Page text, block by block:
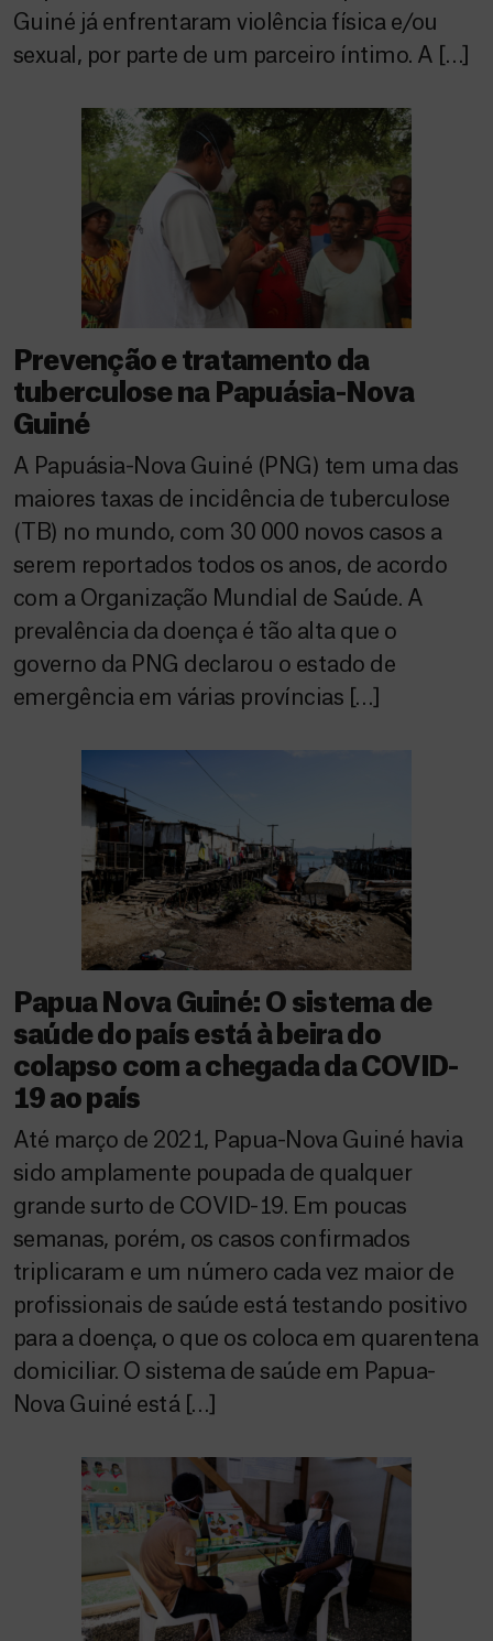
Guiné já enfrentaram violência física e/ou
sexual, por parte de um parceiro íntimo. A […]
Prevenção e tratamento da
tuberculose na Papuásia-Nova
Guiné
A Papuásia-Nova Guiné (PNG) tem uma das
maiores taxas de incidência de tuberculose
(TB) no mundo, com 30 000 novos casos a
serem reportados todos os anos, de acordo
com a Organização Mundial de Saúde. A
prevalência da doença é tão alta que o
governo da PNG declarou o estado de
emergência em várias províncias […]
Papua Nova Guiné: O sistema de
saúde do país está à beira do
colapso com a chegada da COVID-
19 ao país
Até março de 2021, Papua-Nova Guiné havia
sido amplamente poupada de qualquer
grande surto de COVID-19. Em poucas
semanas, porém, os casos confirmados
triplicaram e um número cada vez maior de
profissionais de saúde está testando positivo
para a doença, o que os coloca em quarentena
domiciliar. O sistema de saúde em Papua-
Nova Guiné está […]